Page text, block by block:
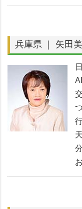
兵庫県 ｜ 矢田